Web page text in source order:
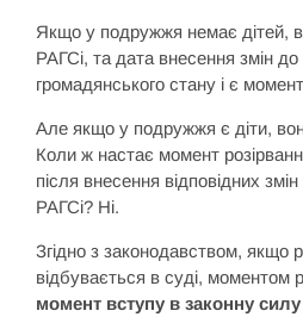
Якщо у подружжя немає дітей,
РАГСі, та дата внесення змін до
громадянського стану і є
Але якщо у подружжя є діти,
Коли ж настає момент
після внесення відповідних
РАГСі? Ні.
Згідно з законодавством, якщо
відбувається в суді, моментом
момент вступу в законну